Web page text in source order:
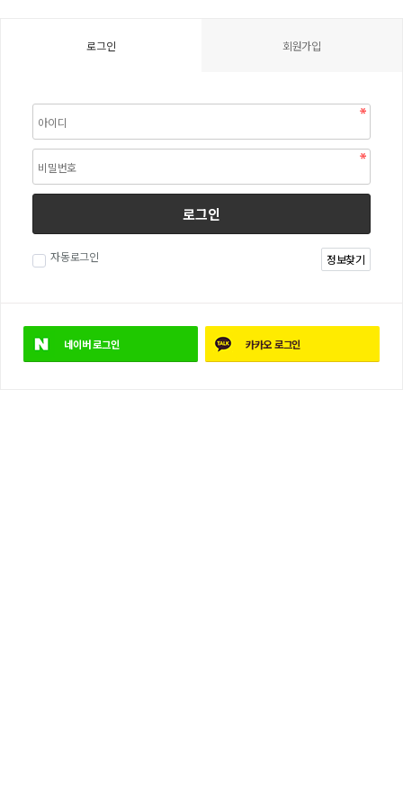
로그인 회원가입
로그인
자동로그인 정보찾기
네이버로그인 카카오로그인